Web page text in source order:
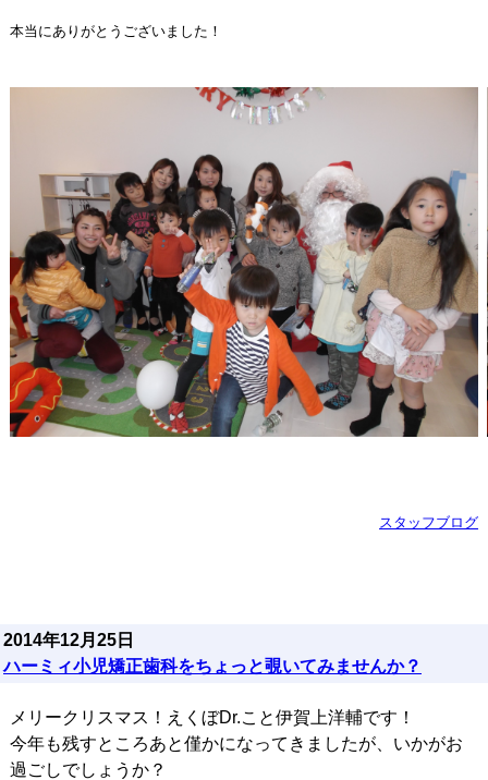
本当にありがとうございました！
スタッフブログ
2014年12月25日
ハーミィ小児矯正歯科をちょっと覗いてみませんか？
メリークリスマス！えくぼDr.こと伊賀上洋輔です！
今年も残すところあと僅かになってきましたが、いかがお
過ごしでしょうか？